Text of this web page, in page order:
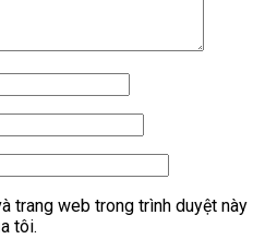
trang web trong trình duyệt này
tôi.